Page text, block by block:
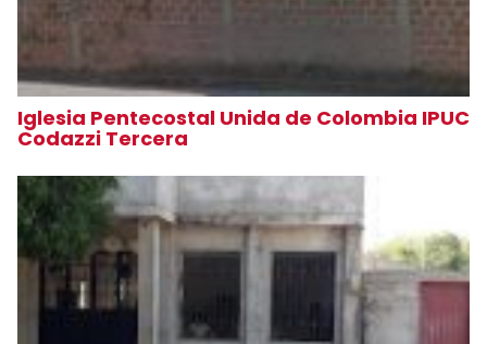
Iglesia Pentecostal Unida de Colombia IPUC
Codazzi Tercera